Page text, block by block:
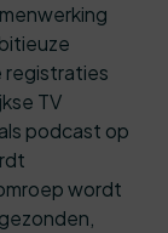
registraties
TV
podcast op
wordt